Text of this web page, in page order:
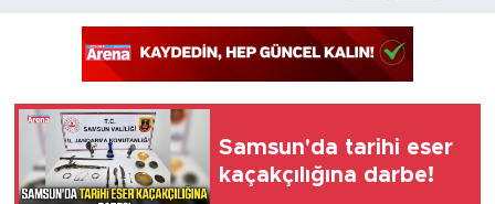
Samsun'da tarihi eser
kaçakçılığına darbe!